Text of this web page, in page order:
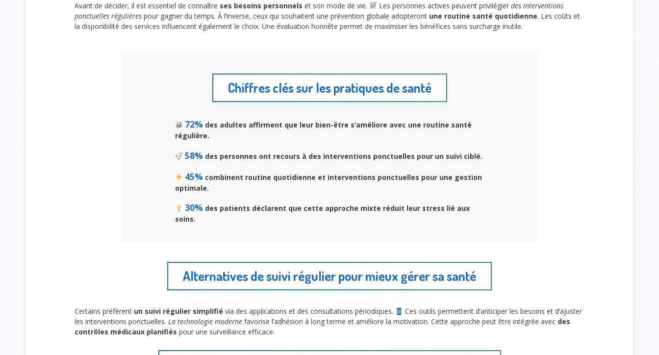
Avant de décider, il est essentiel de connaître ses besoins personnels et son mode de vie. Les personnes actives peuvent privilégier des interventions
ponctuelles régulières pour gagner du temps. À l’inverse, ceux qui souhaitent une prévention globale adopteront une routine santé quotidienne. Les coûts et
la disponibilité des services influencent également le choix. Une évaluation honnête permet de maximiser les bénéfices sans surcharge inutile.
Chiffres clés sur les pratiques de santé
72% des adultes affirment que leur bien-être s’améliore avec une routine santé
régulière.
58% des personnes ont recours à des interventions ponctuelles pour un suivi ciblé.
45% combinent routine quotidienne et interventions ponctuelles pour une gestion
optimale.
30% des patients déclarent que cette approche mixte réduit leur stress lié aux
soins.
Alternatives de suivi régulier pour mieux gérer sa santé
Certains préfèrent un suivi régulier simplifié via des applications et des consultations périodiques.
Ces outils permettent d’anticiper les besoins et d’ajuster
les interventions ponctuelles. La technologie moderne favorise l’adhésion à long terme et améliore la motivation. Cette approche peut être intégrée avec des
contrôles médicaux planifiés pour une surveillance efficace.